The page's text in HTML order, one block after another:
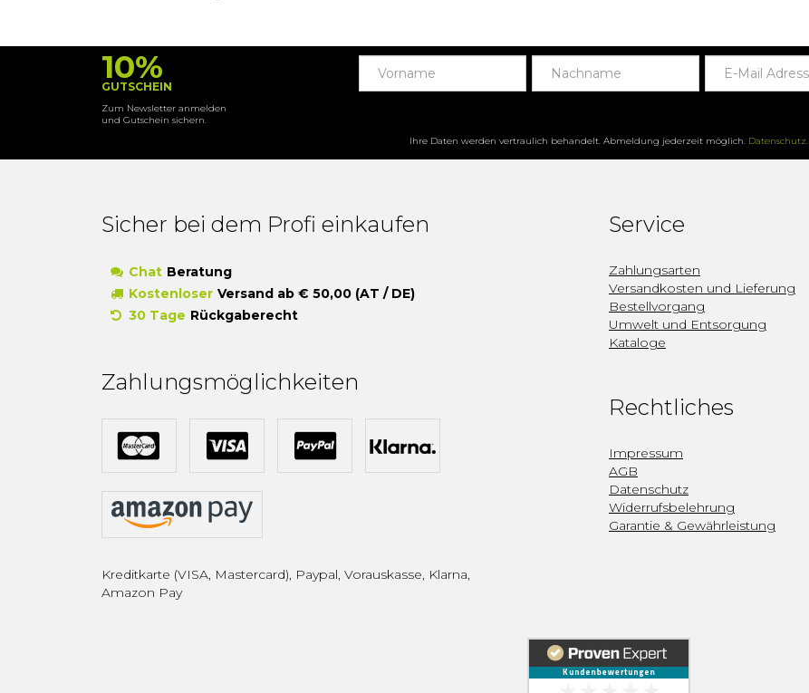
10%
GUTSCHEIN
Zum Newsletter anmelden
und Gutschein sichern.
Ihre Daten werden vertraulich behandelt. Abmeldung jederzeit möglich. Datenschutz.
Sicher bei dem Profi einkaufen
Chat Beratung
Kostenloser Versand ab € 50,00 (AT / DE)
30 Tage Rückgaberecht
Zahlungsmöglichkeiten
Kreditkarte (VISA, Mastercard), Paypal, Vorauskasse, Klarna,
Amazon Pay
Service
Zahlungsarten
Versandkosten und Lieferung
Bestellvorgang
Umwelt und Entsorgung
Kataloge
Rechtliches
Impressum
AGB
Datenschutz
Widerrufsbelehrung
Garantie & Gewährleistung